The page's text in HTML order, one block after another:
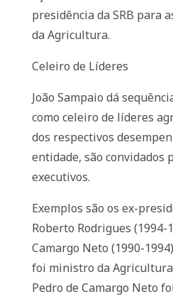
presidência da SRB para
da Agricultura.
Celeiro de Líderes
João Sampaio dá
como celeiro de líderes
dos respectivos
entidade, são convidados
executivos.
Exemplos são os ex-
Roberto Rodrigues (1994-
Camargo Neto (1990-
foi ministro da
Pedro de Camargo Neto